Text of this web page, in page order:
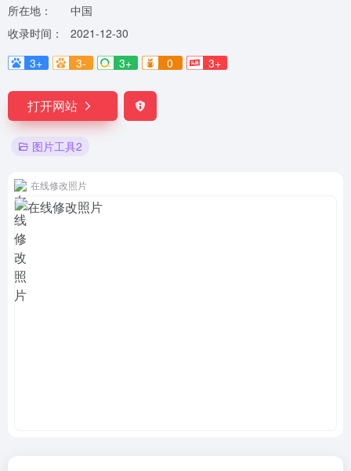
所在地：
中国
收录时间：
2021-12-30
3+
3- 3+ 0 3+
打开网站
图片工具2
在线修改照片